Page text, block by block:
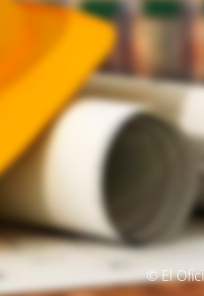
© El